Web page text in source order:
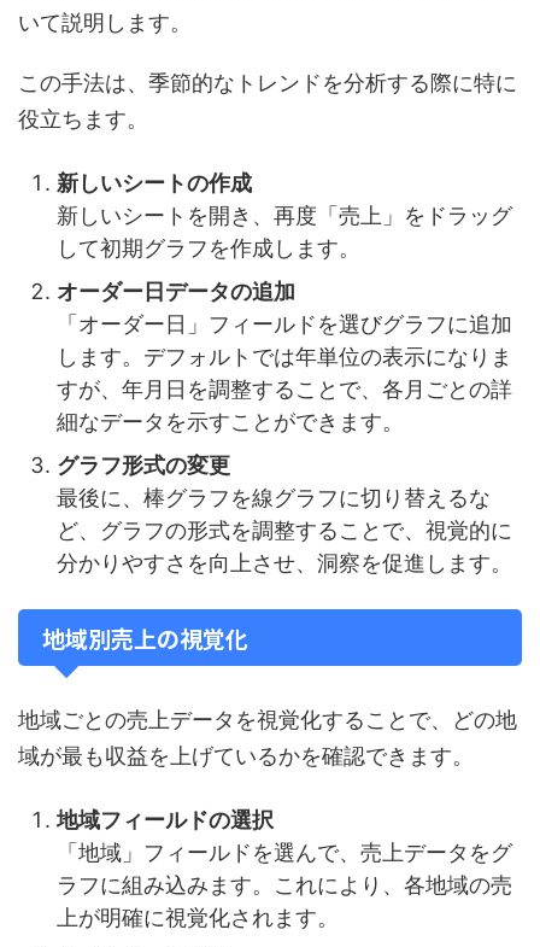
いて説明します。
この手法は、季節的なトレンドを分析する際に特に
役立ちます。
新しいシートの作成
新しいシートを開き、再度「売上」をドラッグ
して初期グラフを作成します。
オーダー日データの追加
「オーダー日」フィールドを選びグラフに追加
します。デフォルトでは年単位の表示になりま
すが、年月日を調整することで、各月ごとの詳
細なデータを示すことができます。
グラフ形式の変更
最後に、棒グラフを線グラフに切り替えるな
ど、グラフの形式を調整することで、視覚的に
分かりやすさを向上させ、洞察を促進します。
地域別売上の視覚化
地域ごとの売上データを視覚化することで、どの地
域が最も収益を上げているかを確認できます。
地域フィールドの選択
「地域」フィールドを選んで、売上データをグ
ラフに組み込みます。これにより、各地域の売
上が明確に視覚化されます。